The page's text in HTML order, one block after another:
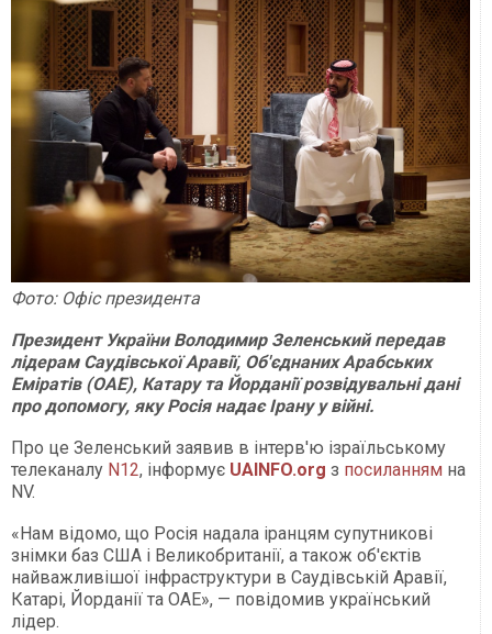
Фото: Офіс президента
Президент України Володимир Зеленський передав
лідерам Саудівської Аравії, Об'єднаних Арабських
Еміратів (ОАЕ), Катару та Йорданії розвідувальні дані
про допомогу, яку Росія надає Ірану у війні.
Про це Зеленський заявив в інтерв'ю ізраїльському
телеканалу N12, інформує UAINFO.org з посиланням на
NV.
«Нам відомо, що Росія надала іранцям супутникові
знімки баз США і Великобританії, а також об'єктів
найважливішої інфраструктури в Саудівській Аравії,
Катарі, Йорданії та ОАЕ», — повідомив український
лідер.